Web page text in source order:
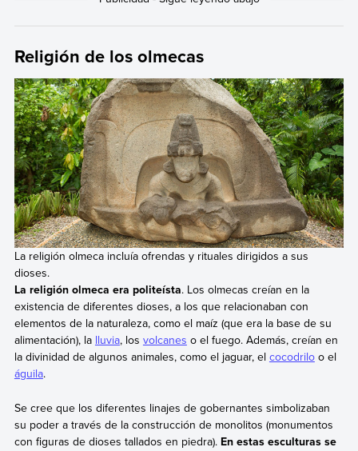
Religión de los olmecas
La religión olmeca incluía ofrendas y rituales dirigidos a sus
dioses.
La religión olmeca era politeísta. Los olmecas creían en la
existencia de diferentes dioses, a los que relacionaban con
elementos de la naturaleza, como el maíz (que era la base de su
alimentación), la lluvia, los volcanes o el fuego. Además, creían en
la divinidad de algunos animales, como el jaguar, el cocodriloo el
águila.
Se cree que los diferentes linajes de gobernantes simbolizaban
su poder a través de la construcción de monolitos (monumentos
con figuras de dioses tallados en piedra). En estas esculturas se